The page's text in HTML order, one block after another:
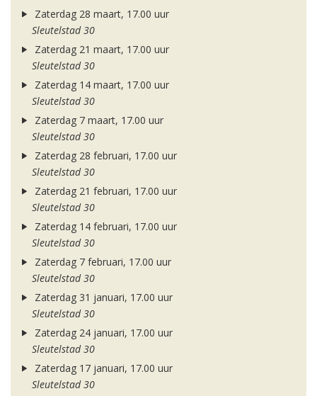
Zaterdag 28 maart, 17.00 uur
Sleutelstad 30
Zaterdag 21 maart, 17.00 uur
Sleutelstad 30
Zaterdag 14 maart, 17.00 uur
Sleutelstad 30
Zaterdag 7 maart, 17.00 uur
Sleutelstad 30
Zaterdag 28 februari, 17.00 uur
Sleutelstad 30
Zaterdag 21 februari, 17.00 uur
Sleutelstad 30
Zaterdag 14 februari, 17.00 uur
Sleutelstad 30
Zaterdag 7 februari, 17.00 uur
Sleutelstad 30
Zaterdag 31 januari, 17.00 uur
Sleutelstad 30
Zaterdag 24 januari, 17.00 uur
Sleutelstad 30
Zaterdag 17 januari, 17.00 uur
Sleutelstad 30